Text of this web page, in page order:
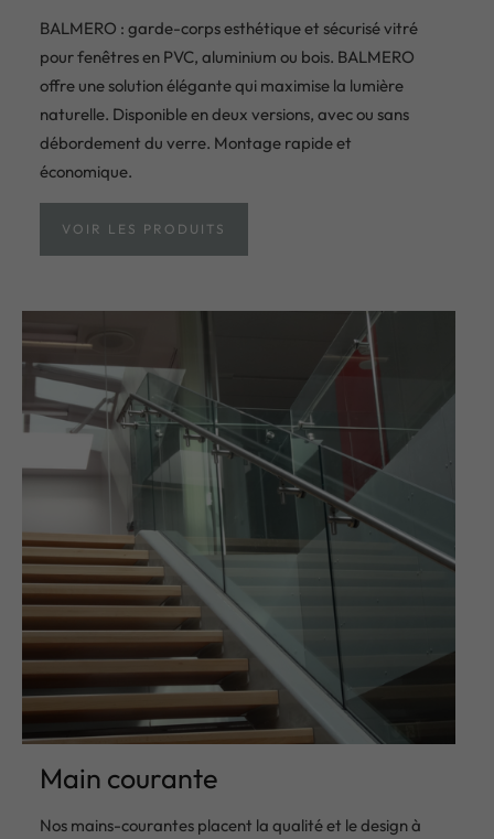
BALMERO : garde-corps esthétique et sécurisé vitré
pour fenêtres en PVC, aluminium ou bois. BALMERO
offre une solution élégante qui maximise la lumière
naturelle. Disponible en deux versions, avec ou sans
débordement du verre. Montage rapide et
économique.
VOIR LES PRODUITS
Main courante
Nos mains-courantes placent la qualité et le design à